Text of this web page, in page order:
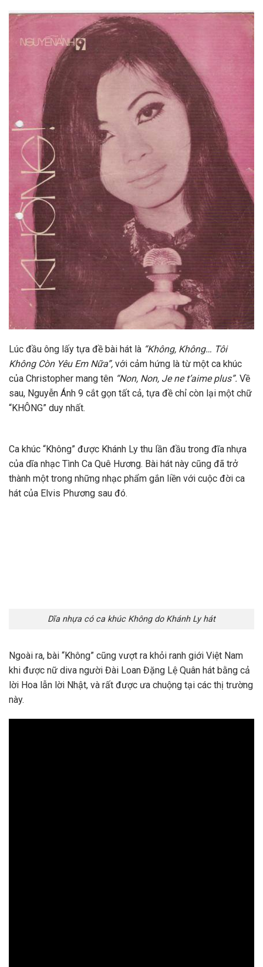
Lúc đầu ông lấy tựa đề bài hát là “Không, Không… Tôi
Không Còn Yêu Em Nữa”, với cảm hứng là từ một ca khúc
của Christopher mang tên “Non, Non, Je ne t’aime plus”. Về
sau, Nguyễn Ánh 9 cắt gọn tất cả, tựa đề chỉ còn lại một chữ
“KHÔNG” duy nhất.
Ca khúc “Không” được Khánh Ly thu lần đầu trong đĩa nhựa
của dĩa nhạc Tình Ca Quê Hương. Bài hát này cũng đã trở
thành một trong những nhạc phẩm gắn liền với cuộc đời ca
hát của Elvis Phương sau đó.
Dĩa nhựa có ca khúc Không do Khánh Ly hát
Ngoài ra, bài “Không” cũng vượt ra khỏi ranh giới Việt Nam
khi được nữ diva người Đài Loan Đặng Lệ Quân hát bằng cả
lời Hoa lẫn lời Nhật, và rất được ưa chuộng tại các thị trường
này.